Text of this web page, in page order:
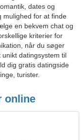
dates og
mulighed for at finde
en bekvem chat og
kriterier for
når du søger
datingsystem til
dig gratis datingside
turister.
online